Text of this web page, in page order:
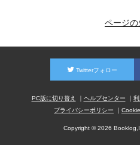
ページ
Twitterフォロー
PC版に切り替え ヘルプセンター
プライバシーポリシー
Copyright © 2026